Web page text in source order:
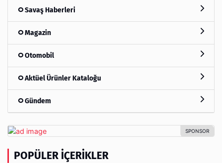
Savaş Haberleri
Magazin
Otomobil
Aktüel Ürünler Kataloğu
Gündem
POPÜLER İÇERIKLER